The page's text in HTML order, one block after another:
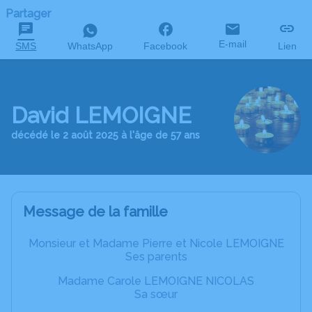
Partager
SMS WhatsApp Facebook E-mail Lien
David LEMOIGNE
décédé le 2 août 2025 à l'âge de 57 ans
Message de la famille
Monsieur et Madame Pierre et Nicole LEMOIGNE
Ses parents
Madame Carole LEMOIGNE NICOLAS
Sa sœur